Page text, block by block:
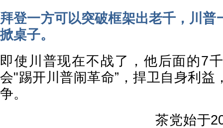
拜登一方可以突破框架出老千，川普
掀桌子。
即使川普现在不战了，他后面的7
会"踢开川普闹革命”，捍卫自身利益
争。
茶党始于